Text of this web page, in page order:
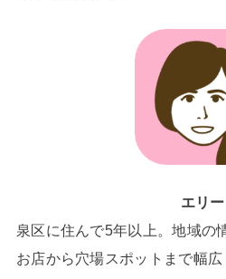
エリー
泉区に住んで5年以上。地域の
お店から穴場スポットまで幅広